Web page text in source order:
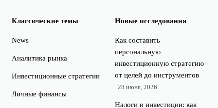
Классические темы
News
Аналитика рынка
Инвестиционные стратегии
Личные финансы
Новые исследования
Как составить
персональную
инвестиционную стратегию
от целей до инструментов
28 июня, 2026
Налоги и инвестиции: как